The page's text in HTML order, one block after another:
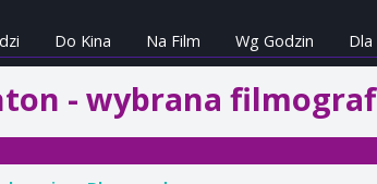
Do Kina Na Film Wg Godzin Dla
- wybrana